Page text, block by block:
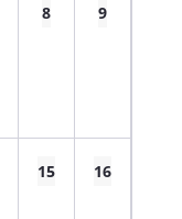
8 9
15 16